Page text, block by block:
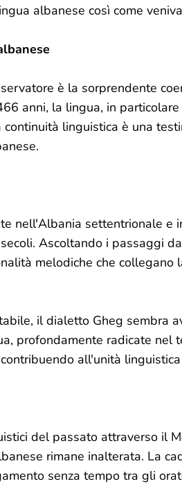
albanese così come
è la sorprendente
anni, la lingua, in
linguistica è una
nell'Albania settentrionale e
Ascoltando i passaggi
melodiche che
il dialetto Gheg sembra
profondamente radicate nel
all'unità
del passato attraverso il
rimane inalterata. La
senza tempo tra gli